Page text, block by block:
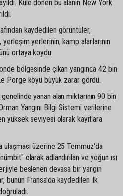
Küle dönen bu alanın New York
kaydedilen görüntüler,
yerlerinin, kamp alanlarının
ortaya koydu.
bölgesinde çıkan yangında 42 bin
Porge köyü büyük zarar gördü.
yanan alan miktarının 90 bin
Yangını Bilgi Sistemi verilerine
yüksek seviyesi olarak kayıtlara
ulaşması üzerine 25 Temmuz'da
olarak adlandırılan ve yoğun ısı
beslenen devasa bir yangın
bunun Fransa'da kaydedilen ilk